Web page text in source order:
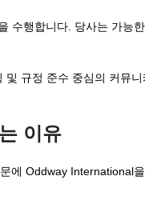
수행합니다. 당사는 가능
규정 준수 중심의 커뮤
이유
에 Oddway International